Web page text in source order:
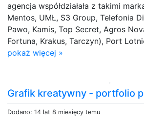
agencja współdziałała z takimi
Mentos, UMŁ, S3 Group, Telefonia
Pawo, Kamis, Top Secret, Agros
Fortuna, Krakus, Tarczyn), Port
pokaż więcej »
Grafik kreatywny - portfolio
Dodano: 14 lat 8 miesięcy temu